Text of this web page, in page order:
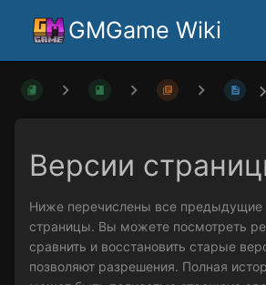
GMGame Wiki
Версии
Ниже перечислены все предыдущие
страницы. Вы можете посмотреть
сравнить и восстановить старые
позволяют разрешения. Полная